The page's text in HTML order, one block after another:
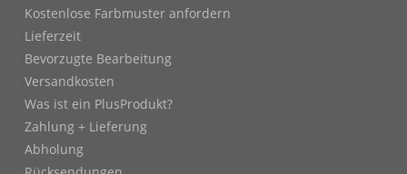
Kostenlose Farbmuster anfordern
Lieferzeit
Bevorzugte Bearbeitung
Versandkosten
Was ist ein PlusProdukt?
Zahlung + Lieferung
Abholung